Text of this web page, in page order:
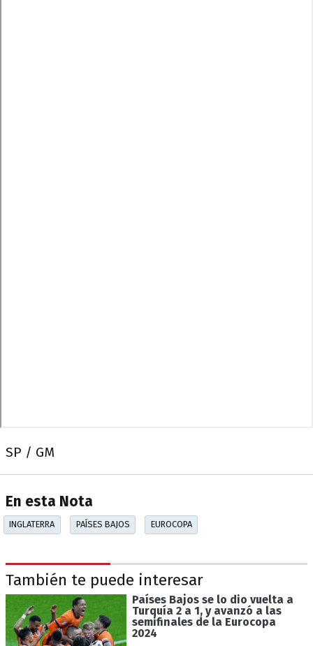
SP / GM
En esta Nota
INGLATERRA PAÍSES BAJOS EUROCOPA
También te puede interesar
Países Bajos se lo dio vuelta a
Turquía 2 a 1, y avanzó a las
semifinales de la Eurocopa
2024